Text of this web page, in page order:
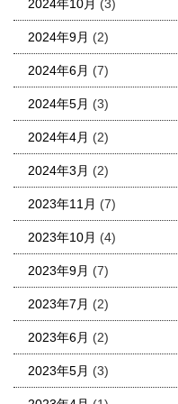
2024年10月 (3)
2024年9月 (2)
2024年6月 (7)
2024年5月 (3)
2024年4月 (2)
2024年3月 (2)
2023年11月 (7)
2023年10月 (4)
2023年9月 (7)
2023年7月 (2)
2023年6月 (2)
2023年5月 (3)